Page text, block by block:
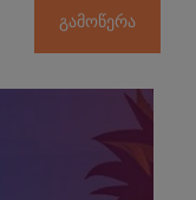
გამოწერა